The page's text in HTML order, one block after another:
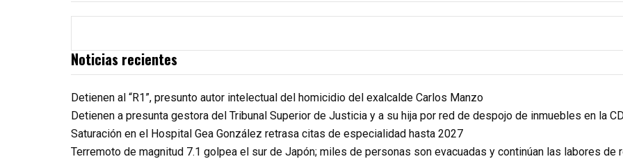
Noticias recientes
Detienen al “R1”, presunto autor intelectual del homicidio del exalcalde Carlos Manzo
Detienen a presunta gestora del Tribunal Superior de Justicia y a su hija por red de despojo de inmuebles en la
Saturación en el Hospital Gea González retrasa citas de especialidad hasta 2027
Terremoto de magnitud 7.1 golpea el sur de Japón; miles de personas son evacuadas y continúan las labores de